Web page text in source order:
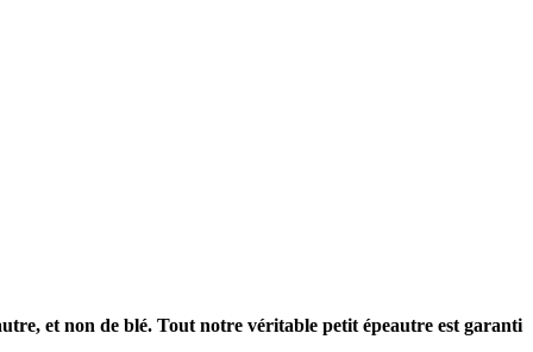
et non de blé. Tout notre véritable petit épeautre est garanti